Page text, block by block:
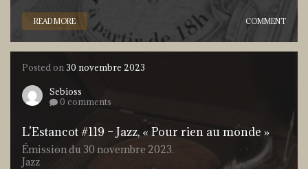
READ MORE COMMENT
Posted on30 novembre 2023
Sebioss
0 comments
L’Estancot #119 – Jazz, « Pour rien au monde »
Émission du 30 novembre 2023.
Jazz